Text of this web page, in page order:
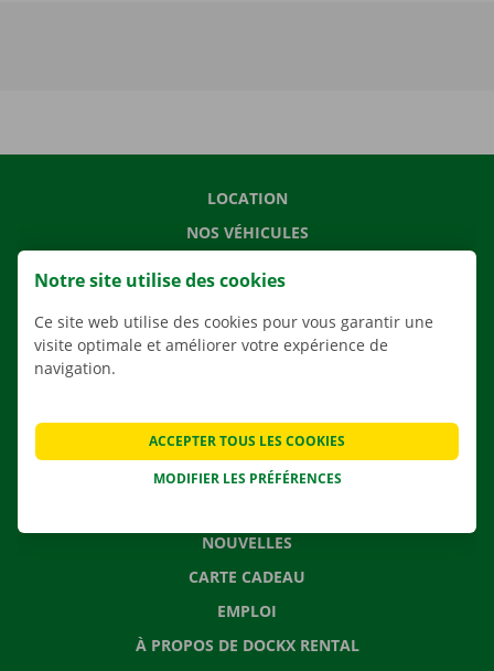
LOCATION
NOS VÉHICULES
APPLI
CONTACTEZ NOUS
NOUVELLES
CARTE CADEAU
EMPLOI
À PROPOS DE DOCKX RENTAL
Notre site utilise des cookies
Ce site web utilise des cookies pour vous garantir une
visite optimale et améliorer votre expérience de
navigation.
MODIFIER LES PRÉFÉRENCES
ACCEPTER TOUS LES COOKIES